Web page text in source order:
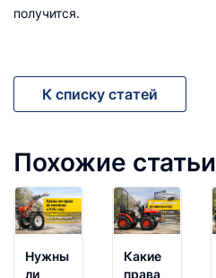
получится.
К списку статей
Похожие статьи
Нужны
ли
Какие
права